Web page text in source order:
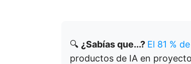
🔍 ¿Sabías que...? El 81 %
productos de IA en